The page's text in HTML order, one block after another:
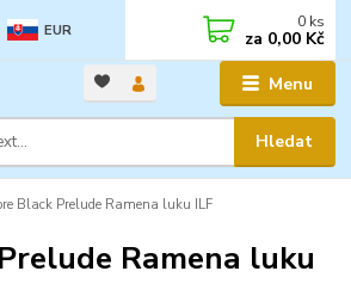
Menu
EUR
Hledat
0 ks
za 0,00 Kč
Black Prelude Ramena luku ILF
Ramena luku